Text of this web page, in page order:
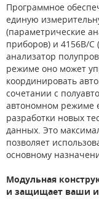
Программное
единую
(параметрические
приборов) и 4156B/
анализатор
режиме оно может
координировать
сочетании с
автономном режиме
разработки новых
данных. Это
позволяет
основному
Модульная
и защищает ваши